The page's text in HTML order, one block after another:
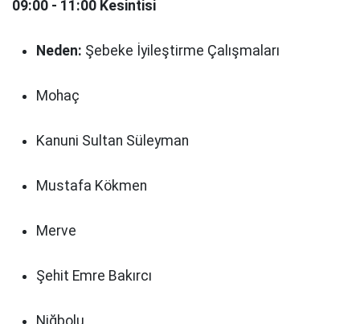
09:00 - 11:00 Kesintisi
Neden: Şebeke İyileştirme Çalışmaları
Mohaç
Kanuni Sultan Süleyman
Mustafa Kökmen
Merve
Şehit Emre Bakırcı
Niğbolu